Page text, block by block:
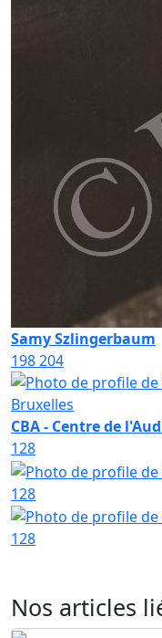
Samy Szlingerbaum
198204
CBA - Centre de
128
128
128
Nos articles